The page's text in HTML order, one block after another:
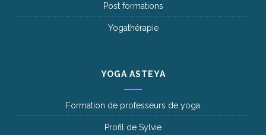
Post formations
Yogathérapie
YOGA ASTEYA
Formation de professeurs de yoga
Profil de Sylvie